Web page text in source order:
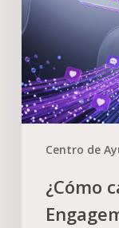
Centro de
¿Cómo